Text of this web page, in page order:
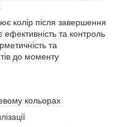
колір після завершення
ефективність та контроль
та
до моменту
кольорах